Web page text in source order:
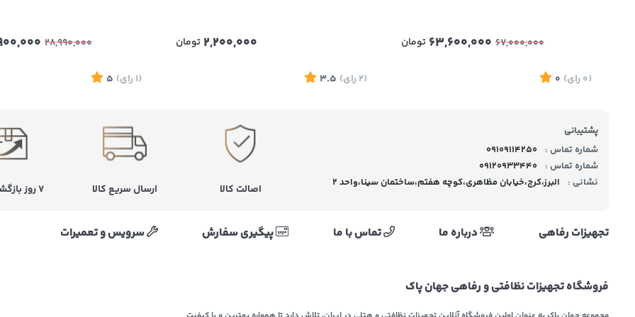
67,000,000
63,600,000 تومان
(0 رای)
0
2,200,000تومان
(2 رای)
3.5
28,990,000
(1 رای)
5
پشتیبانی
شماره تماس :
09109114250
شماره تماس :
09120933440
نشانی :
البرز،کرج،خیابان مظاهری،کوچه هفتم،ساختمان سینا،واحد 2 اصالت کالا ارسال سریع کالا ۷ روز بازگشت کالا
تجهیزات رفاهی درباره ما تماس با ما پیگیری سفارش سرویس و تعمیرات
فروشگاه تجهیزات نظافتی و رفاهی جهان پاک